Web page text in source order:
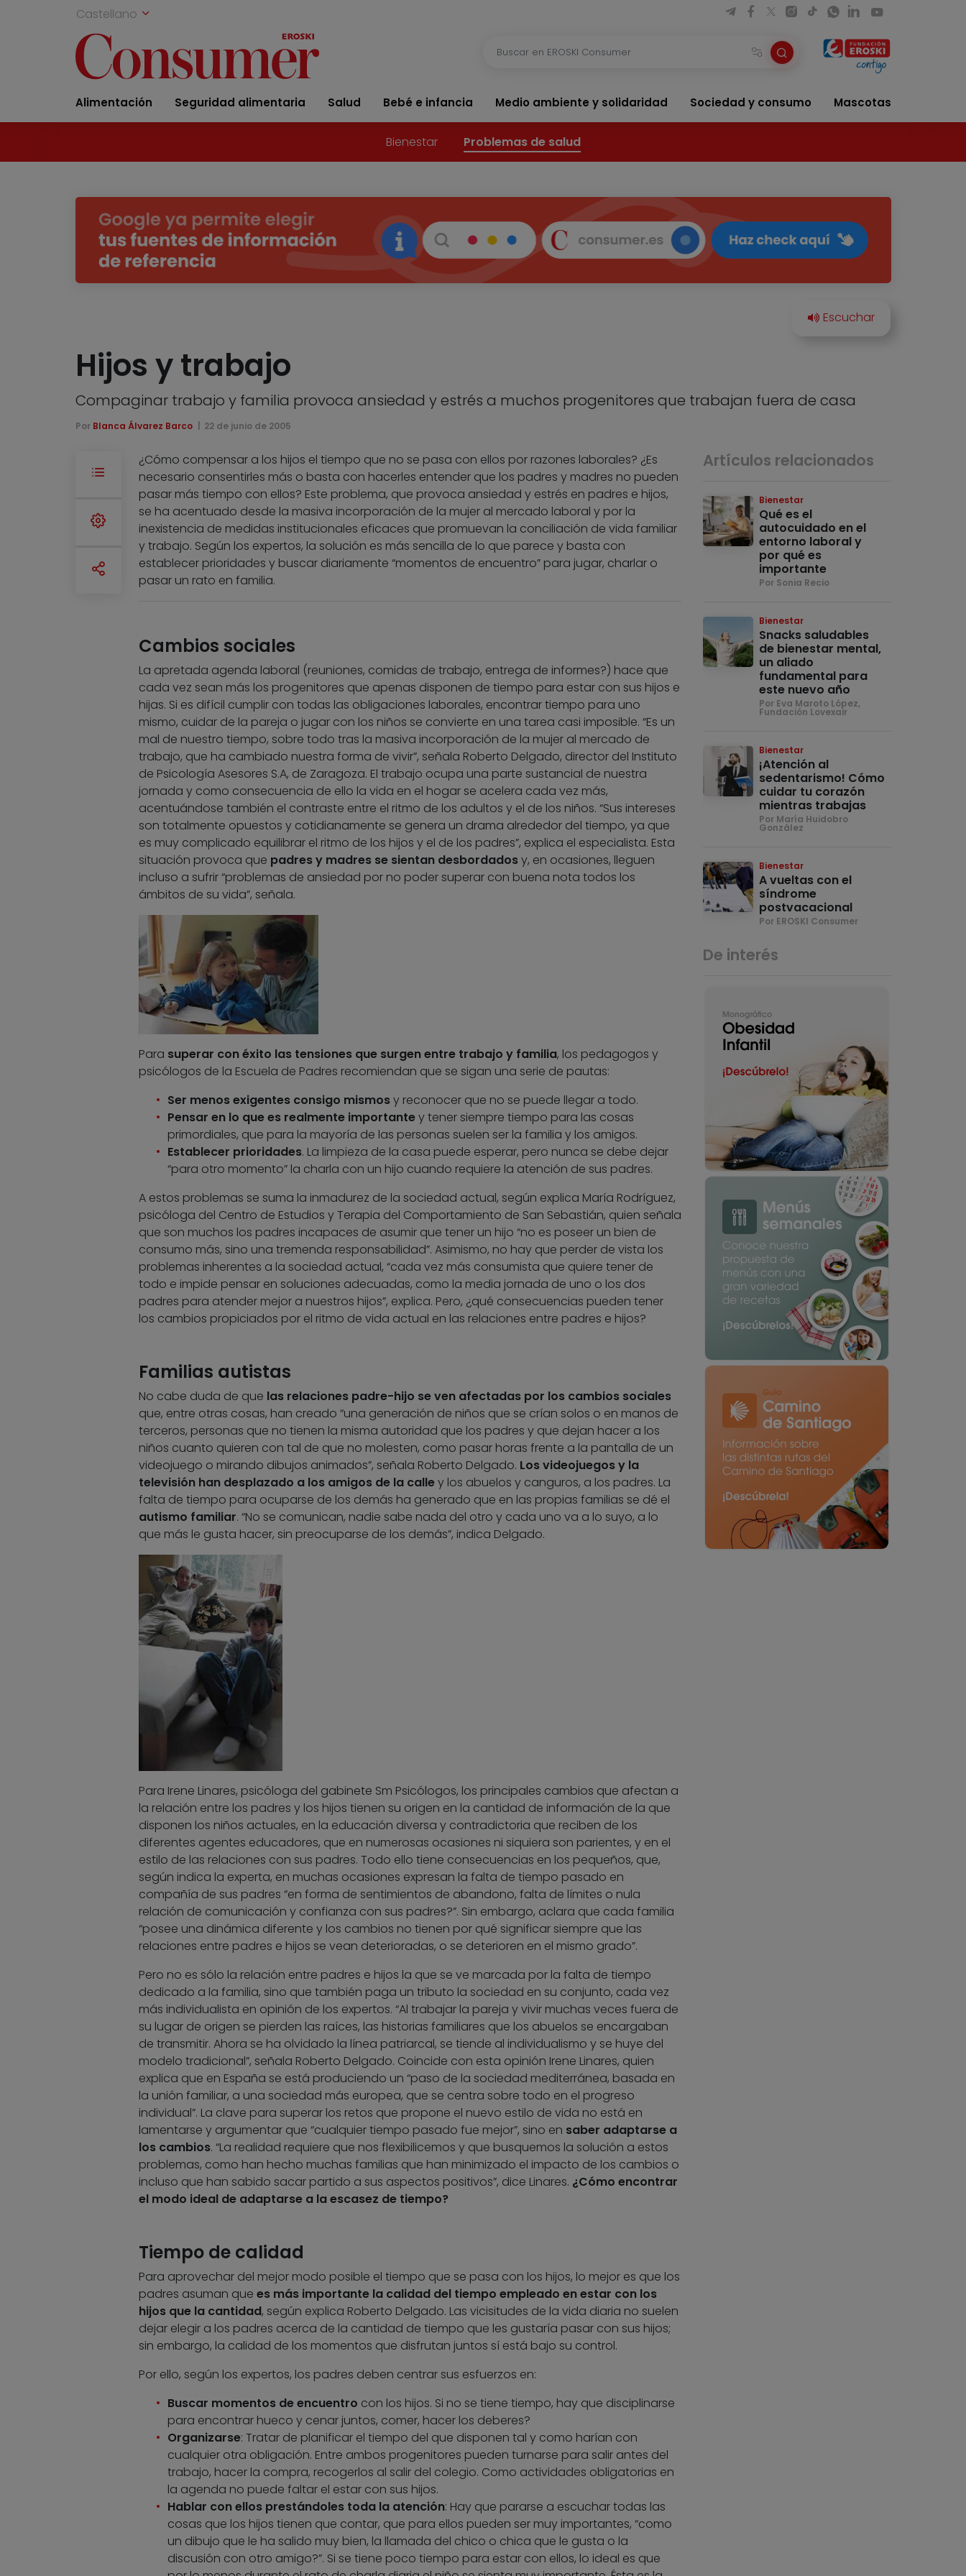
Castellano
Alimentación Seguridad alimentaria Salud Bebé e infancia Medio ambiente y solidaridad Sociedad y consumo Mascotas
Bienestar Problemas de salud
Hijos y trabajo
Compaginar trabajo y familia provoca ansiedad y estrés a muchos progenitores que trabajan fuera de casa
Por Blanca Álvarez Barco 22 de junio de 2005
¿Cómo compensar a los hijos el tiempo que no se pasa con ellos por razones laborales? ¿Es
necesario consentirles más o basta con hacerles entender que los padres y madres no pueden
pasar más tiempo con ellos? Este problema, que provoca ansiedad y estrés en padres e hijos,
se ha acentuado desde la masiva incorporación de la mujer al mercado laboral y por la
inexistencia de medidas institucionales eficaces que promuevan la conciliación de vida familiar
y trabajo. Según los expertos, la solución es más sencilla de lo que parece y basta con
establecer prioridades y buscar diariamente “momentos de encuentro” para jugar, charlar o
pasar un rato en familia.
Cambios sociales
La apretada agenda laboral (reuniones, comidas de trabajo, entrega de informes?) hace que
cada vez sean más los progenitores que apenas disponen de tiempo para estar con sus hijos e
hijas. Si es difícil cumplir con todas las obligaciones laborales, encontrar tiempo para uno
mismo, cuidar de la pareja o jugar con los niños se convierte en una tarea casi imposible. “Es un
mal de nuestro tiempo, sobre todo tras la masiva incorporación de la mujer al mercado de
trabajo, que ha cambiado nuestra forma de vivir”, señala Roberto Delgado, director del Instituto
de Psicología Asesores S.A, de Zaragoza. El trabajo ocupa una parte sustancial de nuestra
jornada y como consecuencia de ello la vida en el hogar se acelera cada vez más,
acentuándose también el contraste entre el ritmo de los adultos y el de los niños. “Sus intereses
son totalmente opuestos y cotidianamente se genera un drama alrededor del tiempo, ya que
es muy complicado equilibrar el ritmo de los hijos y el de los padres”, explica el especialista. Esta
situación provoca que padres y madres se sientan desbordadosy, en ocasiones, lleguen
incluso a sufrir “problemas de ansiedad por no poder superar con buena nota todos los
ámbitos de su vida”, señala.
Para superar con éxito las tensiones que surgen entre trabajo y familia, los pedagogos y
psicólogos de la Escuela de Padres recomiendan que se sigan una serie de pautas:
Ser menos exigentes consigo mismosy reconocer que no se puede llegar a todo.
Pensar en lo que es realmente importantey tener siempre tiempo para las cosas
primordiales, que para la mayoría de las personas suelen ser la familia y los amigos.
Establecer prioridades. La limpieza de la casa puede esperar, pero nunca se debe dejar
“para otro momento” la charla con un hijo cuando requiere la atención de sus padres.
A estos problemas se suma la inmadurez de la sociedad actual, según explica María Rodríguez,
psicóloga del Centro de Estudios y Terapia del Comportamiento de San Sebastián, quien señala
que son muchos los padres incapaces de asumir que tener un hijo “no es poseer un bien de
consumo más, sino una tremenda responsabilidad”. Asimismo, no hay que perder de vista los
problemas inherentes a la sociedad actual, “cada vez más consumista que quiere tener de
todo e impide pensar en soluciones adecuadas, como la media jornada de uno o los dos
padres para atender mejor a nuestros hijos”, explica. Pero, ¿qué consecuencias pueden tener
los cambios propiciados por el ritmo de vida actual en las relaciones entre padres e hijos?
Familias autistas
No cabe duda de que las relaciones padre-hijo se ven afectadas por los cambios sociales
que, entre otras cosas, han creado “una generación de niños que se crían solos o en manos de
terceros, personas que no tienen la misma autoridad que los padres y que dejan hacer a los
niños cuanto quieren con tal de que no molesten, como pasar horas frente a la pantalla de un
videojuego o mirando dibujos animados”, señala Roberto Delgado. Los videojuegos y la
televisión han desplazado a los amigos de la calley los abuelos y canguros, a los padres. La
falta de tiempo para ocuparse de los demás ha generado que en las propias familias se dé el
autismo familiar. “No se comunican, nadie sabe nada del otro y cada uno va a lo suyo, a lo
que más le gusta hacer, sin preocuparse de los demás”, indica Delgado.
Para Irene Linares, psicóloga del gabinete Sm Psicólogos, los principales cambios que afectan a
la relación entre los padres y los hijos tienen su origen en la cantidad de información de la que
disponen los niños actuales, en la educación diversa y contradictoria que reciben de los
diferentes agentes educadores, que en numerosas ocasiones ni siquiera son parientes, y en el
estilo de las relaciones con sus padres. Todo ello tiene consecuencias en los pequeños, que,
según indica la experta, en muchas ocasiones expresan la falta de tiempo pasado en
compañía de sus padres “en forma de sentimientos de abandono, falta de límites o nula
relación de comunicación y confianza con sus padres?”. Sin embargo, aclara que cada familia
“posee una dinámica diferente y los cambios no tienen por qué significar siempre que las
relaciones entre padres e hijos se vean deterioradas, o se deterioren en el mismo grado”.
Pero no es sólo la relación entre padres e hijos la que se ve marcada por la falta de tiempo
dedicado a la familia, sino que también paga un tributo la sociedad en su conjunto, cada vez
más individualista en opinión de los expertos. “Al trabajar la pareja y vivir muchas veces fuera de
su lugar de origen se pierden las raíces, las historias familiares que los abuelos se encargaban
de transmitir. Ahora se ha olvidado la línea patriarcal, se tiende al individualismo y se huye del
modelo tradicional”, señala Roberto Delgado. Coincide con esta opinión Irene Linares, quien
explica que en España se está produciendo un “paso de la sociedad mediterránea, basada en
la unión familiar, a una sociedad más europea, que se centra sobre todo en el progreso
individual”. La clave para superar los retos que propone el nuevo estilo de vida no está en
lamentarse y argumentar que “cualquier tiempo pasado fue mejor”, sino en saber adaptarse a
los cambios. “La realidad requiere que nos flexibilicemos y que busquemos la solución a estos
problemas, como han hecho muchas familias que han minimizado el impacto de los cambios o
incluso que han sabido sacar partido a sus aspectos positivos”, dice Linares. ¿Cómo encontrar
el modo ideal de adaptarse a la escasez de tiempo?
Tiempo de calidad
Para aprovechar del mejor modo posible el tiempo que se pasa con los hijos, lo mejor es que los
padres asuman que es más importante la calidad del tiempo empleado en estar con los
hijos que la cantidad, según explica Roberto Delgado. Las vicisitudes de la vida diaria no suelen
dejar elegir a los padres acerca de la cantidad de tiempo que les gustaría pasar con sus hijos;
sin embargo, la calidad de los momentos que disfrutan juntos sí está bajo su control.
Por ello, según los expertos, los padres deben centrar sus esfuerzos en:
Buscar momentos de encuentro con los hijos. Si no se tiene tiempo, hay que disciplinarse
para encontrar hueco y cenar juntos, comer, hacer los deberes?
Organizarse: Tratar de planificar el tiempo del que disponen tal y como harían con
cualquier otra obligación. Entre ambos progenitores pueden turnarse para salir antes del
trabajo, hacer la compra, recogerlos al salir del colegio. Como actividades obligatorias en
la agenda no puede faltar el estar con sus hijos.
Hablar con ellos prestándoles toda la atención: Hay que pararse a escuchar todas las
cosas que los hijos tienen que contar, que para ellos pueden ser muy importantes, “como
un dibujo que le ha salido muy bien, la llamada del chico o chica que le gusta o la
discusión con otro amigo?”. Si se tiene poco tiempo para estar con ellos, lo ideal es que
Artículos relacionados
Bienestar
Qué es el
autocuidado en el
entorno laboral y
por qué es
importante
Por Sonia Recio
Bienestar
Snacks saludables
de bienestar mental,
un aliado
fundamental para
este nuevo año
Por Eva Maroto López,
Fundación Lovexair
Bienestar
¡Atención al
sedentarismo! Cómo
cuidar tu corazón
mientras trabajas
Por María Huidobro
González
Bienestar
A vueltas con el
síndrome
postvacacional
Por EROSKI Consumer
De interés